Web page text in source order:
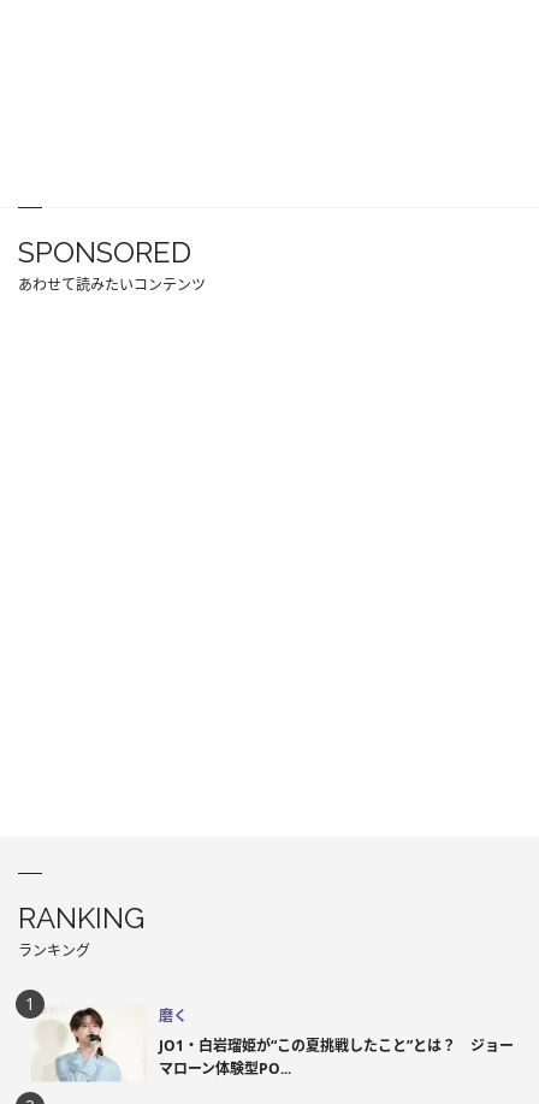
SPONSORED
あわせて読みたいコンテンツ
RANKING
ランキング
磨く
JO1・白岩瑠姫が“この夏挑戦したこと”とは？ ジョー
マローン体験型PO...